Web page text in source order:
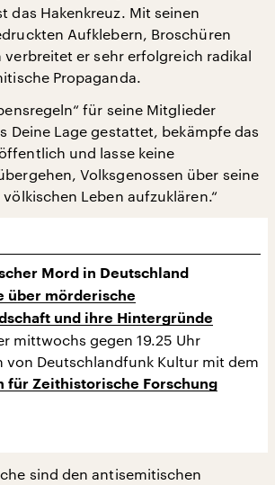
das Hakenkreuz. Mit seinen
Aufklebern, Broschüren
er sehr erfolgreich radikal
Propaganda.
für seine Mitglieder
Deine Lage gestattet, bekämpfe das
und lasse keine
Volksgenossen über seine
Leben aufzuklären.“
Mord in Deutschland
über mörderische
und ihre Hintergründe
mittwochs gegen 19.25 Uhr
von Deutschlandfunk Kultur mit dem
für Zeithistorische Forschung
sind den antisemitischen